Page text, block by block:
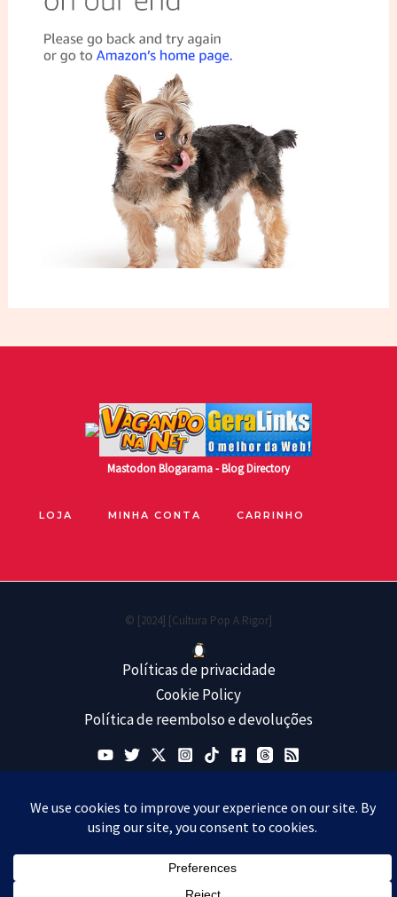
MastodonBlogarama - Blog Directory
LOJA MINHA CONTA CARRINHO
© [2024] [Cultura Pop A Rigor]
Políticas de privacidade
Cookie Policy
Política de reembolso e devoluções